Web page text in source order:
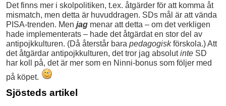
Det finns mer i skolpolitiken, t.ex. åtgärder för att komma åt
mismatch, men detta är huvuddragen. SDs mål är att vända
PISA-trenden. Men jag menar att detta – om det verkligen
hade implementerats – hade det åtgärdat en stor del av
antipojkkulturen. (Då återstår bara pedagogiskförskola.) Att
det åtgärdar antipojkkulturen, det tror jag absolutinte SD
har koll på, det är mer som en Ninni-bonus som följer med
på köpet.
Sjösteds artikel